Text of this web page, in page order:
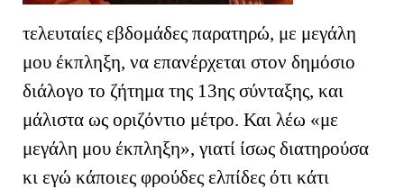
τελευταίες εβδομάδες παρατηρώ, με μεγάλη
μου έκπληξη, να επανέρχεται στον δημόσιο
διάλογο το ζήτημα της 13ης σύνταξης, και
μάλιστα ως οριζόντιο μέτρο. Και λέω «με
μεγάλη μου έκπληξη», γιατί ίσως διατηρούσα
κι εγώ κάποιες φρούδες ελπίδες ότι κάτι